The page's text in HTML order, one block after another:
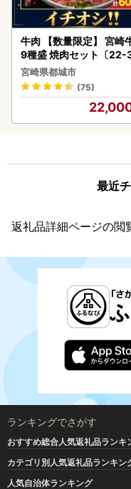
牛肉 【数量限定】 宮崎
9種盛 焼肉セット〔22-
-006-600g〕都城 イチ
シ!! 牛肉
宮崎県都城市
(75)
最近
返礼品詳細ページの閲
ランキングでさがす
おすすめ総合人気返礼品ランキ
カテゴリ別人気返礼品ランキン
人気自治体ランキング